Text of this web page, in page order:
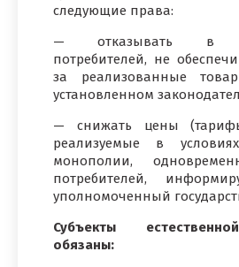
следующие права:
— отказывать в
потребителей, не
за реализованные
установленном
— снижать цены
реализуемые в
монополии,
потребителей,
уполномоченный
Субъекты
обязаны: